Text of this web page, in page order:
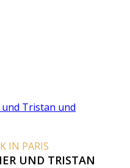
IN PARIS
UND TRISTAN